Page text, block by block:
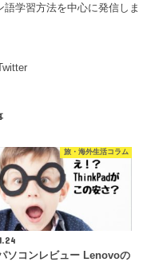
学習方法を中心に発信しま
旅・海外生活コラム
ソコンレビュー Lenovoの